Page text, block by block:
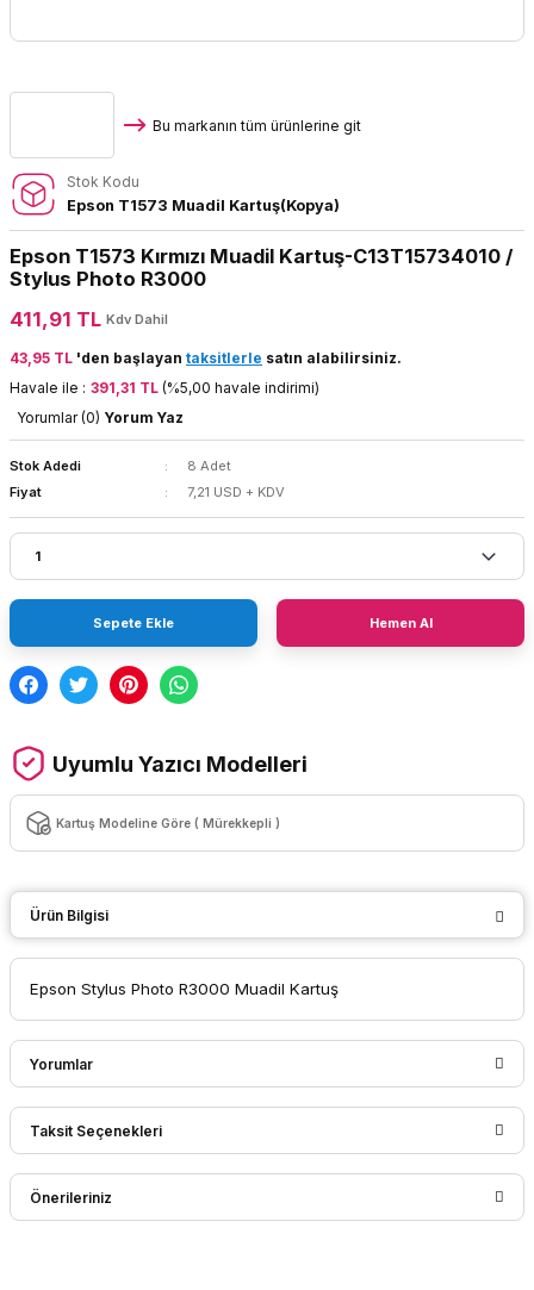
Bu markanın tüm ürünlerine git
Stok Kodu
Epson T1573 Muadil Kartuş(Kopya)
Epson T1573 Kırmızı Muadil Kartuş-C13T15734010 /
Stylus Photo R3000
411,91 TL Kdv Dahil
43,95 TL 'den başlayan taksitlerle satın alabilirsiniz.
Havale ile : 391,31 TL (%5,00 havale indirimi)
Yorumlar (0) Yorum Yaz
Stok Adedi
8 Adet
Fiyat
7,21 USD + KDV
Sepete Ekle Hemen Al
Uyumlu Yazıcı Modelleri
Kartuş Modeline Göre ( Mürekkepli )
Ürün Bilgisi
Epson Stylus Photo R3000 Muadil Kartuş
Yorumlar
Bu ürüne ilk yorumu siz yapın!
Taksit Seçenekleri
Önerileriniz